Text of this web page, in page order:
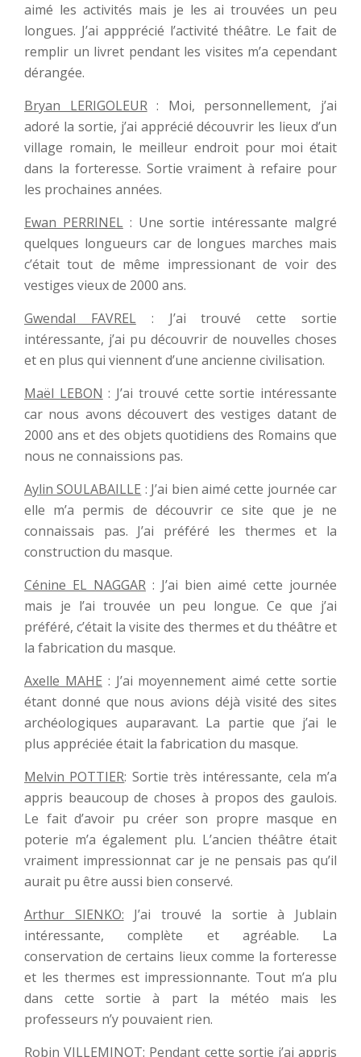
aimé les activités mais je les ai trouvées un peu
longues. J’ai appprécié l’activité théâtre. Le fait de
remplir un livret pendant les visites m’a cependant
dérangée.
Bryan LERIGOLEUR: Moi, personnellement, j’ai
adoré la sortie, j’ai apprécié découvrir les lieux d’un
village romain, le meilleur endroit pour moi était
dans la forteresse. Sortie vraiment à refaire pour
les prochaines années.
Ewan PERRINEL: Une sortie intéressante malgré
quelques longueurs car de longues marches mais
c’était tout de même impressionant de voir des
vestiges vieux de 2000 ans.
Gwendal FAVREL: J’ai trouvé cette sortie
intéressante, j’ai pu découvrir de nouvelles choses
et en plus qui viennent d’une ancienne civilisation.
Maël LEBON : J’ai trouvé cette sortie intéressante
car nous avons découvert des vestiges datant de
2000 ans et des objets quotidiens des Romains que
nous ne connaissions pas.
Aylin SOULABAILLE : J’ai bien aimé cette journée car
elle m’a permis de découvrir ce site que je ne
connaissais pas. J’ai préféré les thermes et la
construction du masque.
Cénine EL NAGGAR : J’ai bien aimé cette journée
mais je l’ai trouvée un peu longue. Ce que j’ai
préféré, c’était la visite des thermes et du théâtre et
la fabrication du masque.
Axelle MAHE : J’ai moyennement aimé cette sortie
étant donné que nous avions déjà visité des sites
archéologiques auparavant. La partie que j’ai le
plus appréciée était la fabrication du masque.
Melvin POTTIER: Sortie très intéressante, cela m’a
appris beaucoup de choses à propos des gaulois.
Le fait d’avoir pu créer son propre masque en
poterie m’a également plu. L’ancien théâtre était
vraiment impressionnat car je ne pensais pas qu’il
aurait pu être aussi bien conservé.
Arthur SIENKO: J’ai trouvé la sortie à Jublain
intéressante, complète et agréable. La
conservation de certains lieux comme la forteresse
et les thermes est impressionnante. Tout m’a plu
dans cette sortie à part la météo mais les
professeurs n’y pouvaient rien.
Robin VILLEMINOT: Pendant cette sortie j’ai appris